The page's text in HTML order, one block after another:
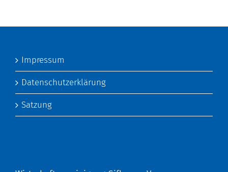
Impressum
Datenschutzerklärung
Satzung